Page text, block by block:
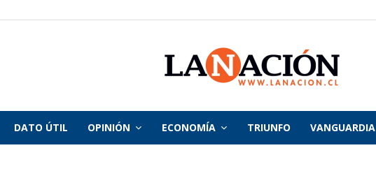
La
DATO ÚTIL OPINIÓN ECONOMÍA TRIUNFO VANGUARDIA